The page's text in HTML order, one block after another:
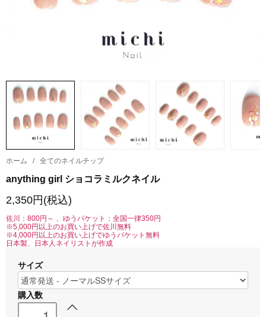
ホーム / 全てのネイルチップ
anything girl ショコラミルクネイル
2,350円(税込)
佐川：800円～ 、ゆうパケット：全国一律350円
※5,000円以上のお買い上げで佐川無料
※4,000円以上のお買い上げでゆうパケット無料
日本製、日本人ネイリストが作成
サイズ
購入数